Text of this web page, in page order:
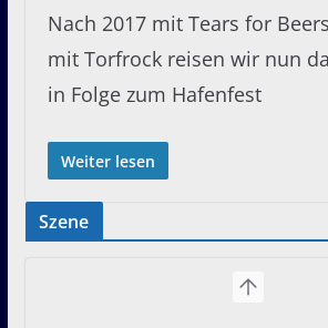
Nach 2017 mit Tears for
mit Torfrock reisen wir nun
in Folge zum Hafenfest
Weiter lesen
Szene